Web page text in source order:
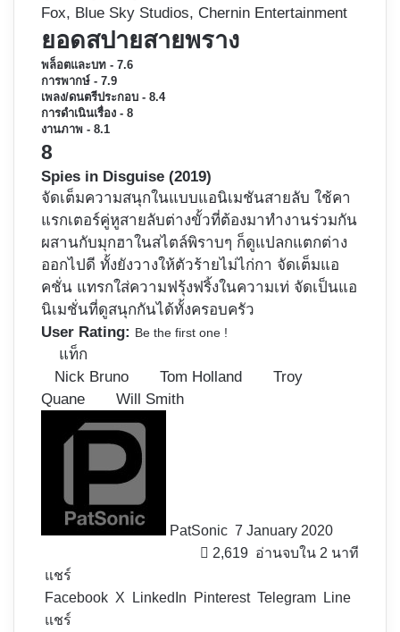
Fox, Blue Sky Studios, Chernin Entertainment
ยอดสปายสายพราง
พล็อตและบท - 7.6
การพากษ์ - 7.9
เพลง/ดนตรีประกอบ - 8.4
การดำเนินเรื่อง - 8
งานภาพ - 8.1
8
Spies in Disguise (2019)
จัดเต็มความสนุกในแบบแอนิเมชันสายลับ ใช้คา
แรกเตอร์คู่หูสายลับต่างขั้วที่ต้องมาทำงานร่วมกัน
ผสานกับมุกฮาในสไตล์พิราบๆ ก็ดูแปลกแตกต่าง
ออกไปดี ทั้งยังวางให้ตัวร้ายไม่ไก่กา จัดเต็มแอ
คชั่น แทรกใส่ความฟรุ้งฟริ้งในความเท่ จัดเป็นแอ
นิเมชั่นที่ดูสนุกกันได้ทั้งครอบครัว
User Rating: Be the first one !
แท็ก
Nick Bruno
Tom Holland
Troy
Quane
Will Smith
PatSonic 7 January 2020
2,619 อ่านจบใน 2 นาที
แชร์
Facebook X LinkedIn Pinterest Telegram
Line
แชร์